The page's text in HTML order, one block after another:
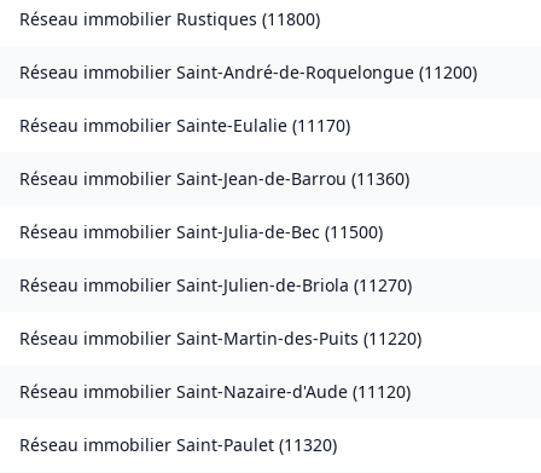
Réseau immobilier Rustiques (11800)
Réseau immobilier Saint-André-de-Roquelongue (11200)
Réseau immobilier Sainte-Eulalie (11170)
Réseau immobilier Saint-Jean-de-Barrou (11360)
Réseau immobilier Saint-Julia-de-Bec (11500)
Réseau immobilier Saint-Julien-de-Briola (11270)
Réseau immobilier Saint-Martin-des-Puits (11220)
Réseau immobilier Saint-Nazaire-d'Aude (11120)
Réseau immobilier Saint-Paulet (11320)